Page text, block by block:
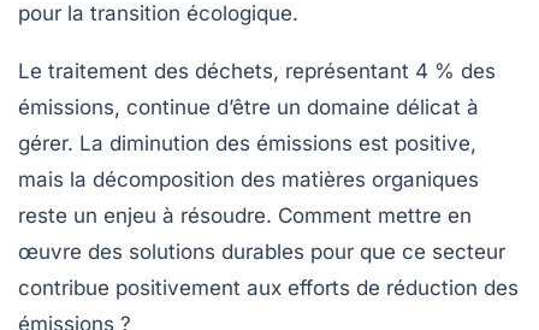
pour la transition écologique.
Le traitement des déchets, représentant 4 % des
émissions, continue d’être un domaine délicat à
gérer. La diminution des émissions est positive,
mais la décomposition des matières organiques
reste un enjeu à résoudre. Comment mettre en
œuvre des solutions durables pour que ce secteur
contribue positivement aux efforts de réduction des
émissions ?